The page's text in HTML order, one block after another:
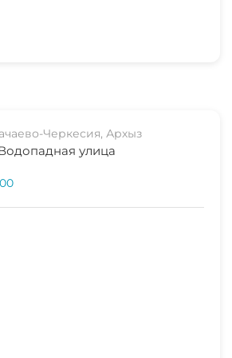
Черкесия, Архыз
улица